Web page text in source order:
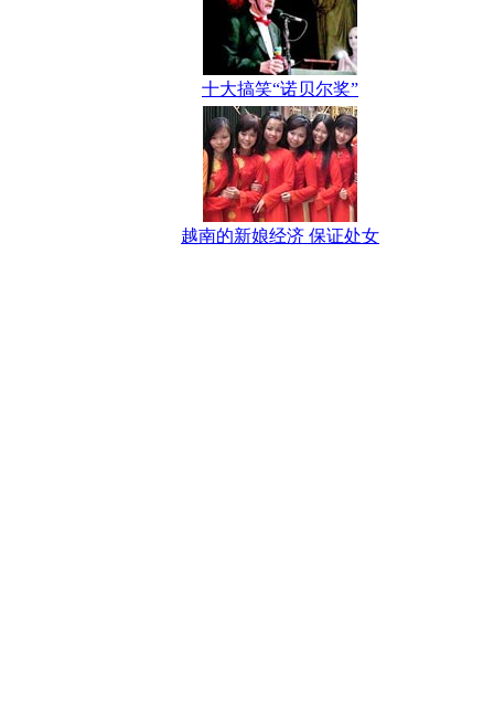
十大搞笑“诺贝尔奖”
越南的新娘经济 保证处女